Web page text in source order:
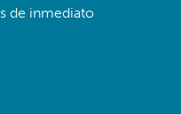
de inmediato